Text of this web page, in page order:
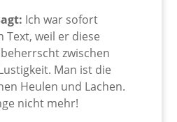
Ich war sofort
Text, weil er diese
zwischen
Man ist die
Heulen und Lachen.
nicht mehr!